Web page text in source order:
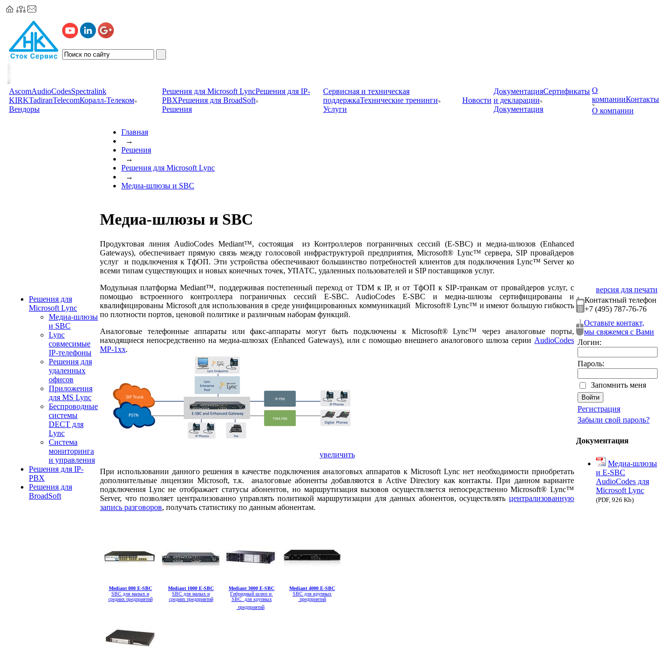
AscomAudioCodesSpectralink
KIRKTadiranTelecomКоралл-Телеком
Вендоры
Решения для Microsoft LyncРешения для IP-
PBXРешения для BroadSoft
Решения
Сервисная и техническая
поддержкаТехнические тренинги
Услуги
Новости
ДокументацияСертификаты
и декларации
Документация
О
компанииКонтакты
О компании
Решения для
Microsoft Lync
Медиа-шлюзы
и SBC
Lync
совмесимые
IP-телефоны
Решения для
удаленных
офисов
Приложения
для MS Lync
Беспроводные
системы
DECT для
Lync
Система
мониторинга
и управления
Решения для IP-
PBX
Решения для
BroadSoft
Главная
→
Решения
→
Решения для Microsoft Lync
→
Медиа-шлюзы и SBC
Медиа-шлюзы и SBC
Продуктовая линия AudioCodes Mediant™, состоящая из Контроллеров пограничных сессий (E-SBC) и медиа-шлюзов (Enhanced
Gateways), обеспечивает прямую связь между голосовой инфраструктурой предприятия, Microsoft® Lync™ сервера, SIP провайдеров
услуг и подключения к ТфОП. Эти устройства обеспечивают большинство потребностей клиентов для подключения Lync™ Server ко
всеми типам существующих и новых конечных точек, УПАТС, удаленных пользователей и SIP поставщиков услуг.
Модульная платформа Mediant™, поддерживая постепенный переход от TDM к IP, и от ТфОП к SIP-транкам от провайдеров услуг, с
помощью встроенного контроллера пограничных сессий E-SBC. AudioCodes E-SBC и медиа-шлюзы сертифицированы и
квалифицированы Microsoft для использования в среде унифицированных коммуникаций Microsoft® Lync™ и имеют большую гибкость
по плотности портов, ценовой политике и различным наборам функций.
Аналоговые телефонные аппараты или факс-аппараты могут быть подключены к Microsoft® Lync™ через аналоговые порты,
находящиеся непосредственно на медиа-шлюзах (Enhanced Gateways), или с помощью внешнего аналогового шлюза серии AudioCodes
MP-1xx.
увеличить
При использовании данного решения в качестве подключения аналоговых аппаратов к Microsoft Lync нет необходимости приобретать
дополнительные лицензии Microsoft, т.к. аналоговые абоненты добавляются в Active Directory как контакты. При данном варианте
подключения Lync не отображает статусы абонентов, но маршрутизация вызовов осуществляется непосредственно Microsoft® Lync™
Server, что позволяет централизованно управлять политикой маршрутизации для данных абонентов, осуществлять централизованную
запись разговоров, получать статистику по данным абонентам.
Mediant 800 E-SBC
SBC для малых и
средних предприятий
Mediant 1000 E-SBC
SBC для малых и
средних предприятий
Mediant 3000 E-SBC
Гибридный шлюз и
SBC для крупных
предприятий
Mediant 4000 E-SBC
SBC для крупных
предприятий
версия для печати
Контактный телефон
+7 (495) 787-76-76
Оставьте контакт,
мы свяжемся с Вами
Логин:
Пароль:
Запомнить меня
Регистрация
Забыли свой пароль?
Документация
Медиа-шлюзы
и E-SBC
AudioCodes для
Microsoft Lync
(PDF, 926 Kb)